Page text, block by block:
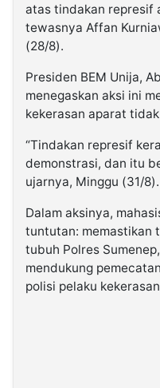
atas tindakan represif
tewasnya Affan
(28/8).
Presiden BEM Unija,
menegaskan aksi ini
kekerasan aparat
“Tindakan represif
demonstrasi, dan itu
ujarnya, Minggu (31/8).
Dalam aksinya,
tuntutan: memastikan
tubuh Polres
mendukung
polisi pelaku